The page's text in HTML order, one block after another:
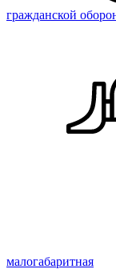
гражданской
малогабаритная